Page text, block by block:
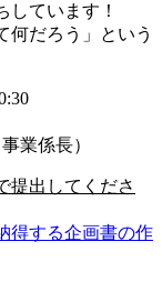
しています！
何だろう」という
業係長）
提出してくださ
得する企画書の作